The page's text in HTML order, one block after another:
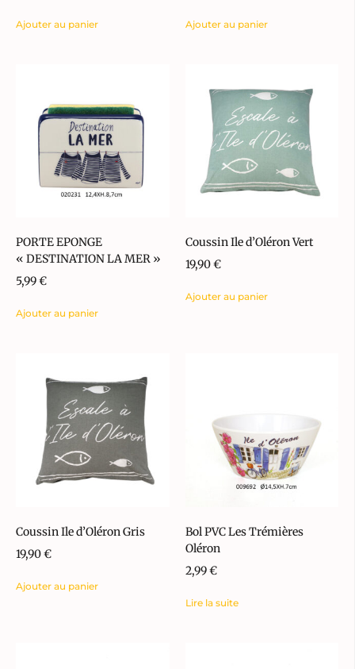
Ajouter au panier Ajouter au panier
PORTE EPONGE
« DESTINATION LA MER »
5,99€
Ajouter au panier
Coussin Ile d’Oléron Vert
19,90€
Ajouter au panier
Coussin Ile d’Oléron Gris
19,90€
Ajouter au panier
Bol PVC Les Trémières
Oléron
2,99€
Lire la suite